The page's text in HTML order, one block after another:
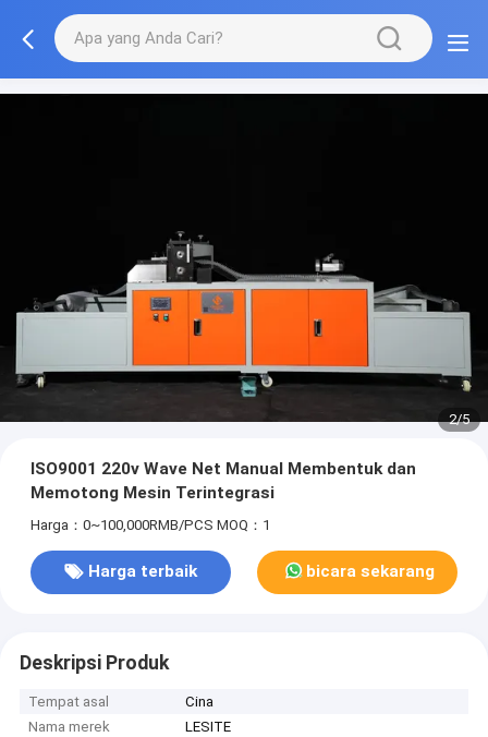
2/5
ISO9001 220v Wave Net Manual Membentuk dan
Memotong Mesin Terintegrasi
Harga：0~100,000RMB/PCS MOQ：1
Harga terbaik bicara sekarang
Deskripsi Produk
Tempat asal
Cina
Nama merek
LESITE